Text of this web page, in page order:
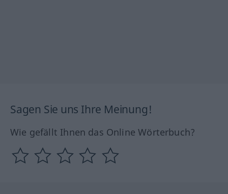
Sagen Sie uns Ihre Meinung!
Wie gefällt Ihnen das Online Wörterbuch?